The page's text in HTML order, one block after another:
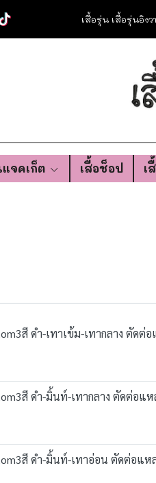
เสื้อรุ่น เสื้อรุ่นอิง
แจคเก็ต เสื้อช็อป เ
สี ดำ-เทาเข้ม-เทากลาง ตัดต่
สี ดำ-มิ้นท์-เทากลาง ตัดต่อแ
สี ดำ-มิ้นท์-เทาอ่อน ตัดต่อแห